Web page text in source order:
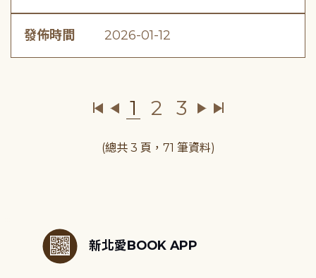
發佈時間 2026-01-12
1 2 3
(總共 3 頁，71 筆資料)
新北愛BOOK APP